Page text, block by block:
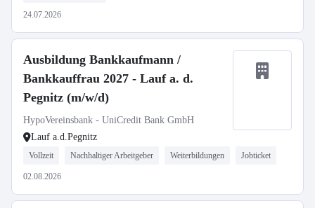
24.07.2026
Ausbildung Bankkaufmann /
Bankkauffrau 2027 - Lauf a. d.
Pegnitz (m/w/d)
HypoVereinsbank - UniCredit Bank GmbH
Lauf a.d.Pegnitz
Vollzeit Nachhaltiger Arbeitgeber Weiterbildungen Jobticket
02.08.2026